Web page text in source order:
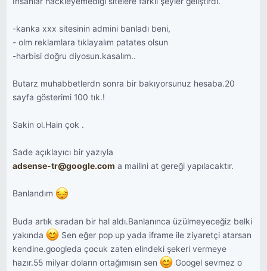
-kanka xxx sitesinin admini banladı beni,
- olm reklamlara tıklayalım patates olsun
-harbisi doğru diyosun.kasalım..
Butarz muhabbetlerdn sonra bir bakıyorsunuz hesaba.20
sayfa gösterimi 100 tık.!
Sakin ol.Hain çok .
Sade açıklayıcı bir yazıyla
adsense-tr@google.com a mailini at gereği yapılacaktır.
Banlandım
Buda artık sıradan bir hal aldı.Banlanınca üzülmeyeceğiz belki
yakında
Sen eğer pop up yada iframe ile ziyaretçi atarsan
kendine.googleda çocuk zaten elindeki şekeri vermeye
hazır.55 milyar doların ortağımısın sen
Googel sevmez o